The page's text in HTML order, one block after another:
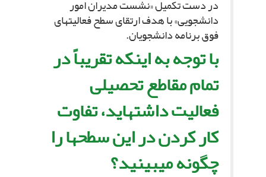
در دست تکمیل «نشست مدیران امور
دانشجویى» با هدف ارتقاى سطح فعالیت‏هاى
فوق برنامه دانشجویان.
با توجه به اینکه تقریباً در
تمام مقاطع تحصیلى
فعالیت داشته‏اید، تفاوت
کار کردن در این سطح‏ها را
چگونه مى‏بینید؟